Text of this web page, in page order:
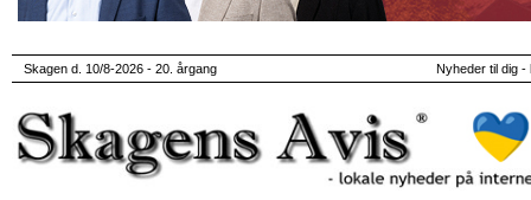
Skagen d. 10/8-2026 - 20. årgang Nyheder til dig -